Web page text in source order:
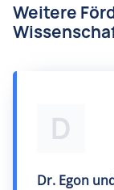
Weitere
D
Dr. Egon